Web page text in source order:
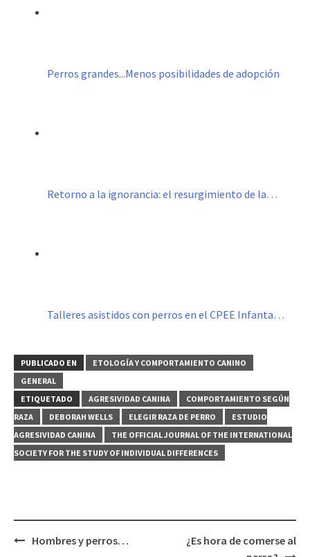
Perros grandes...Menos posibilidades de adopción
Retorno a la ignorancia: el resurgimiento de la…
Talleres asistidos con perros en el CPEE Infanta…
PUBLICADO EN
ETOLOGÍA Y COMPORTAMIENTO CANINO
GENERAL
ETIQUETADO
AGRESIVIDAD CANINA
COMPORTAMIENTO SEGÚN
RAZA
DEBORAH WELLS ELEGIR RAZA DE PERRO
ESTUDIO
AGRESIVIDAD CANINA
THE OFFICIAL JOURNAL OF THE INTERNATIONAL
SOCIETY FOR THE STUDY OF INDIVIDUAL DIFFERENCES
Navegación
Hombres y perros…
¿Es hora de comerse al